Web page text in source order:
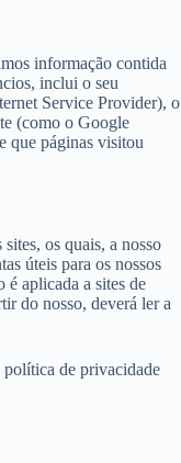
informação contida
inclui o seu
Service Provider), o
(como o Google
que páginas visitou
os quais, a nosso
úteis para os nossos
é aplicada a sites de
do nosso, deverá ler a
política de privacidade